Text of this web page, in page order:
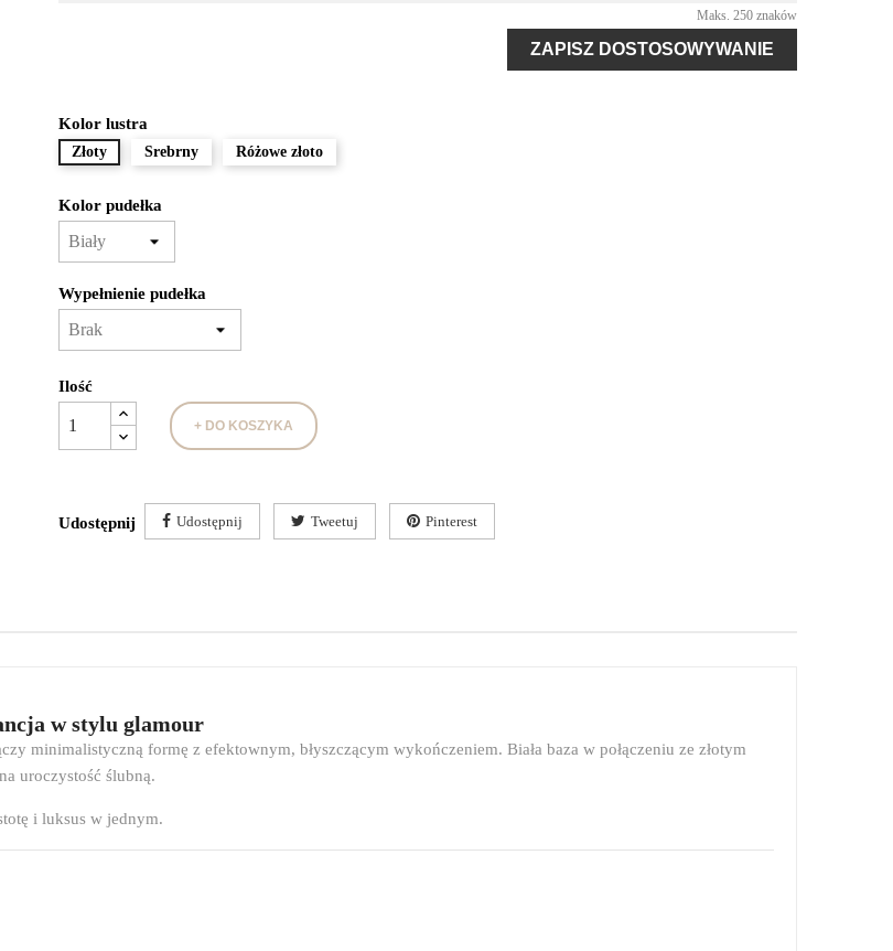
Maks. 250 znaków
ZAPISZ DOSTOSOWYWANIE
Kolor lustra
Złoty Srebrny Różowe złoto
Kolor pudełka
Wypełnienie pudełka
Ilość
+ DO KOSZYKA
Udostępnij Udostępnij Tweetuj Pinterest
w stylu glamour
minimalistyczną formę z efektownym, błyszczącym wykończeniem. Biała baza w połączeniu ze złotym
uroczystość ślubną.
i luksus w jednym.